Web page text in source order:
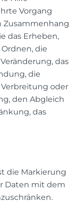
Vorgang
Zusammenhang
das Erheben,
Ordnen, die
das
die
oder
den Abgleich
das
die Markierung
Daten mit dem